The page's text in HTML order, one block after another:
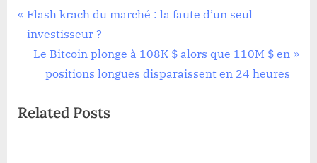
Navigation
de
l’article
P
r
o
u
Flash krach du marché : la faute d’un seul
investisseur ?
N
t
P
Le Bitcoin plonge à 108K $ alors que 110M $ en
positions longues disparaissent en 24 heures
Related Posts